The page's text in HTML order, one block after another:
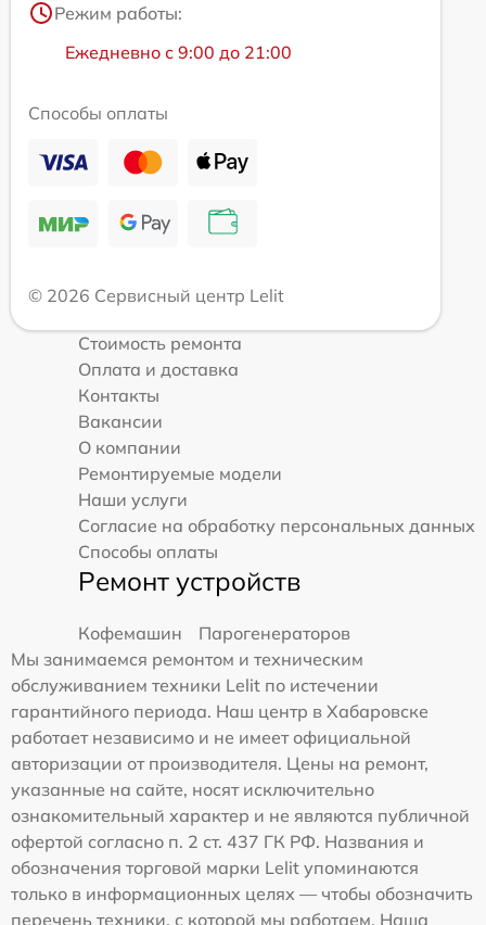
Режим работы:
Ежедневно с 9:00 до 21:00
Способы оплаты
© 2026 Сервисный центр Lelit
Стоимость ремонта
Оплата и доставка
Контакты
Вакансии
О компании
Ремонтируемые модели
Наши услуги
Согласие на обработку персональных данных
Способы оплаты
Ремонт устройств
Кофемашин
Парогенераторов
Мы занимаемся ремонтом и техническим
обслуживанием техники Lelit по истечении
гарантийного периода. Наш центр в Хабаровске
работает независимо и не имеет официальной
авторизации от производителя. Цены на ремонт,
указанные на сайте, носят исключительно
ознакомительный характер и не являются публичной
офертой согласно п. 2 ст. 437 ГК РФ. Названия и
обозначения торговой марки Lelit упоминаются
только в информационных целях — чтобы обозначить
перечень техники, с которой мы работаем. Наша